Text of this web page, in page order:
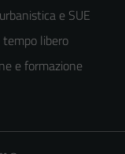
e SUE
libero
e formazione